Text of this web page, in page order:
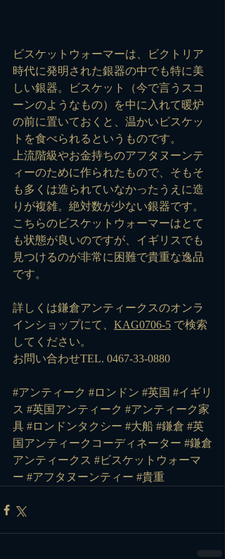
ビスケットウォーマーは、ビクトリア
時代に発明された銀器の中でも特に美
しい銀器。ビスケット（今で言うスコ
ーンのようなもの）を中に入れて暖炉
の前に置いておくと、温かいビスケッ
トを食べられるというものです。
上流階級やお金持ちのアフタヌーンテ
ィーのために作られたもので、そもそ
も多くは造られていなかったうえに造
りが複雑。絶対数が少ない銀器です。
こちらのビスケットウォーマーはとて
も状態が良いのですが、イギリスでも
見つけるのが非常に困難で貴重な逸品
です。
詳しくは鎌倉アンティークスのオンラ
インショップにて、 KAG0706-5 で検索
してください。
お問い合わせTEL. 0467-33-0880
#アンティーク #ロンドン #英国 #イギリ
ス #英国アンティーク #アンティーク家
具 #ロンドンタクシー #大船 #鎌倉 #英
国アンティークコーディネーター #鎌倉
アンティークス #ビスケットウォーマ
ー #アフタヌーンティー #貴重